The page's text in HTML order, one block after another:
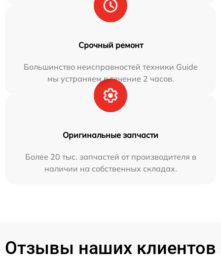
Срочный ремонт
Большинство неисправностей техники Guide
мы устраняем в течение 2 часов.
Оригинальные запчасти
Более 20 тыс. запчастей от производителя в
наличии на собственных складах.
Отзывы наших клиентов